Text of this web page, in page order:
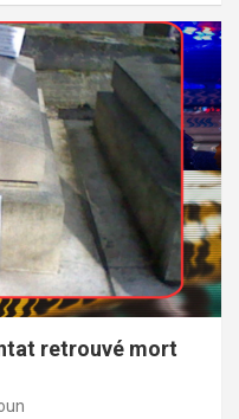
retrouvé mort